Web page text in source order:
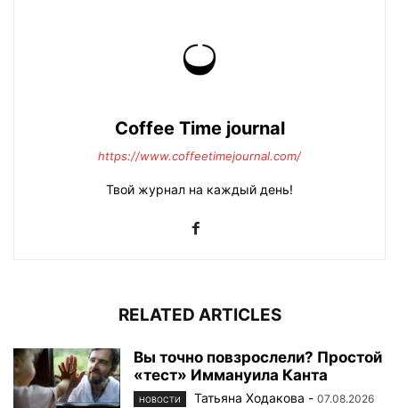
Coffee Time journal
https://www.coffeetimejournal.com/
Твой журнал на каждый день!
RELATED ARTICLES
Вы точно повзрослели? Простой
«тест» Иммануила Канта
НОВОСТИ Татьяна Ходакова - 07.08.2026